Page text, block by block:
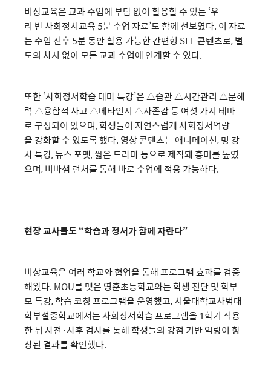
비상교육은 교과 수업에 부담 없이 활용할 수 있는 ‘우
리 반 사회정서교육 5분 수업 자료’도 함께 선보였다. 이 자료
는 수업 전후 5분 동안 활용 가능한 간편형 SEL 콘텐츠로, 별
도의 차시 없이 모든 교과 수업에 연계할 수 있다.
또한 ‘사회정서학습 테마 특강’은 △습관 △시간관리 △문해
력 △융합적 사고 △메타인지 △자존감 등 여섯 가지 테마
로 구성되어 있으며, 학생들이 자연스럽게 사회정서역량
을 강화할 수 있도록 했다. 영상 콘텐츠는 애니메이션, 명 강
사 특강, 뉴스 포맷, 짧은 드라마 등으로 제작돼 흥미를 높였
으며, 비바샘 런처를 통해 바로 수업에 적용 가능하다.
현장 교사들도 “학습과 정서가 함께 자란다”
비상교육은 여러 학교와 협업을 통해 프로그램 효과를 검증
해왔다. MOU를 맺은 영훈초등학교와는 학생 진단 및 학부
모 특강, 학습 코칭 프로그램을 운영했고, 서울대학교사범대
학부설중학교에서는 사회정서학습 프로그램을 1학기 적용
한 뒤 사전·사후 검사를 통해 학생들의 강점 기반 역량이 향
상된 결과를 확인했다.